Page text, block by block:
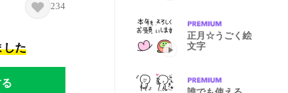
234
した
正月☆うごく絵
文字